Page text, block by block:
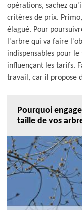
opérations, sachez
critères de prix.
élagué. Pour
l'arbre qui va faire
indispensables pour
influençant les tarifs.
travail, car il propose
Pourquoi
taille de vos